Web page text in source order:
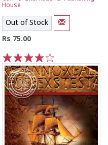
House
Out of Stock
Rs 75.00
5
4
3
2
1